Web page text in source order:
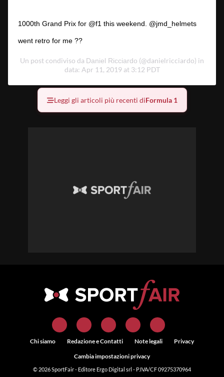
1000th Grand Prix for @f1 this weekend. @jmd_helmets
went retro for me ??
Un post condiviso da Daniel Ricciardo (@danielricciardo) in
data: Apr 11, 2019 at 3:12 PDT
Leggi gli articoli più recenti diFormula 1
Chi siamo Redazione e Contatti Note legali
Privacy
Cambia impostazioni privacy
© 2026SportFair- Editore Ergo Digital srl - P.IVA/CF 09275370964